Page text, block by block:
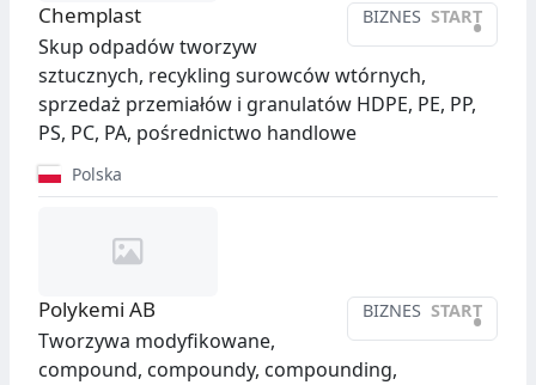
BIZNES START
•
Chemplast
Skup odpadów tworzyw
sztucznych, recykling surowców wtórnych,
sprzedaż przemiałów i granulatów HDPE, PE, PP,
PS, PC, PA, pośrednictwo handlowe
Polska
BIZNES START
•
Polykemi AB
Tworzywa modyfikowane,
compound, compoundy, compounding,